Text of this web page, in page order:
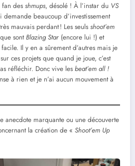
fan des shmups, désolé ! À l’instar du VS
demande beaucoup d’investissement
mauvais perdant ! Les seuls shoot’em
sontBlazing Star (encore lui !) et
Il y en a sûrement d’autres mais je
ces projets que quand je joue, c’est
réfléchir. Donc vive les beat’em all !
à rien et je n’ai aucun mouvement à
anecdote marquante ou une découverte
la création de « Shoot’em Up